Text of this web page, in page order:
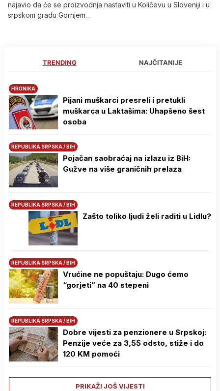
najavio da će se proizvodnja nastaviti u Količevu u Sloveniji i u
srpskom gradu Gornjem…
TRENDING NAJČITANIJE
HRONIKA
Pijani muškarci presreli i pretukli
muškarca u Laktašima: Uhapšeno šest
osoba
REPUBLIKA SRPSKA / BIH
Pojačan saobraćaj na izlazu iz BiH:
Gužve na više graničnih prelaza
REPUBLIKA SRPSKA / BIH
Zašto toliko ljudi želi raditi u Lidlu?
REPUBLIKA SRPSKA / BIH
Vrućine ne popuštaju: Dugo ćemo
“gorjeti” na 40 stepeni
REPUBLIKA SRPSKA / BIH
Dobre vijesti za penzionere u Srpskoj:
Penzije veće za 3,55 odsto, stiže i do
120 KM pomoći
PRIKAŽI JOŠ VIJESTI